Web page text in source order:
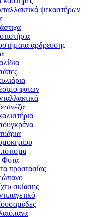
ψεκαστήρων
άρδρευσης
φυτών
Φυτά
προστασίας
σκίασης